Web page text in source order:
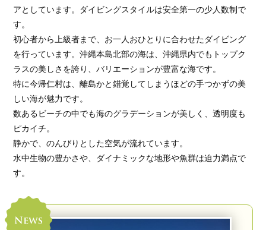
アとしています。ダイビングスタイルは安全第一の少人数制で
す。
初心者から上級者まで、お一人おひとりに合わせたダイビング
を行っています。沖縄本島北部の海は、沖縄県内でもトップク
ラスの美しさを誇り、バリエーションが豊富な海です。
特に今帰仁村は、離島かと錯覚してしまうほどの手つかずの美
しい海が魅力です。
数あるビーチの中でも海のグラデーションが美しく、透明度も
ピカイチ。
静かで、のんびりとした空気が流れています。
水中生物の豊かさや、ダイナミックな地形や魚群は迫力満点で
す。